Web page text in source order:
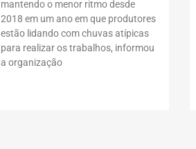
mantendo o menor ritmo desde
2018 em um ano em que produtores
estão lidando com chuvas atípicas
para realizar os trabalhos, informou
a organização